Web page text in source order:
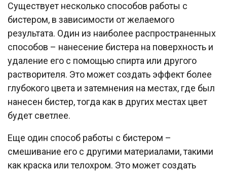
Существует несколько способов работы с
бистером, в зависимости от желаемого
результата. Один из наиболее распространенных
способов – нанесение бистера на поверхность и
удаление его с помощью спирта или другого
растворителя. Это может создать эффект более
глубокого цвета и затемнения на местах, где был
нанесен бистер, тогда как в других местах цвет
будет светлее.
Еще один способ работы с бистером –
смешивание его с другими материалами, такими
как краска или телохром. Это может создать